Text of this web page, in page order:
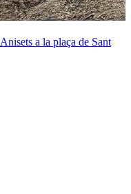
a la plaça de Sant